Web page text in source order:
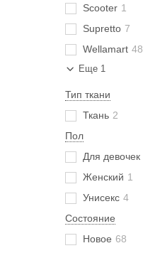
Scooter 1
Supretto 7
Wellamart 48
Еще 1
Тип ткани
Ткань 2
Пол
Для девочек
Женский 1
Унисекс 4
Состояние
Новое 68